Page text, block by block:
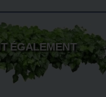
ÉGALEMENT